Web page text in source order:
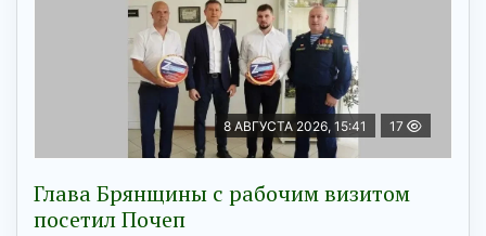
8 АВГУСТА 2026, 15:41 17
Глава Брянщины с рабочим визитом
посетил Почеп